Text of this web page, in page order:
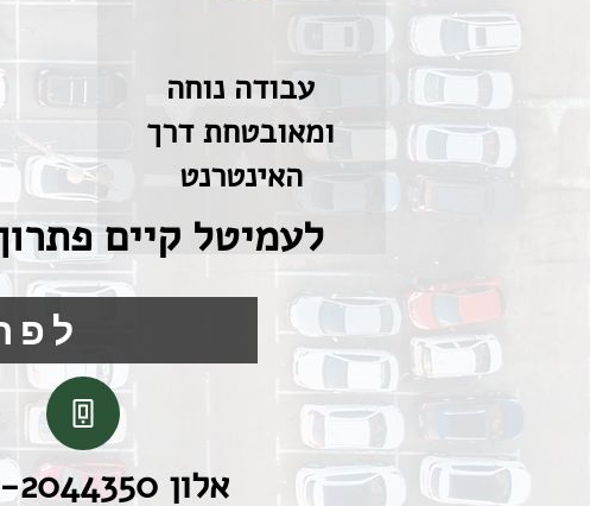
עבודה נוחה
ומאובטחת דרך
האינטרנט
לעמיטל קיים
אלון 054-2044350